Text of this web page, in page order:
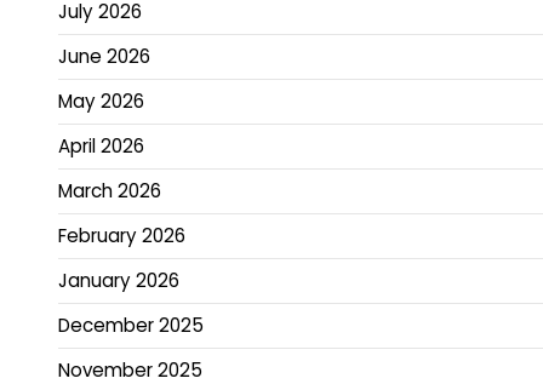
July 2026
June 2026
May 2026
April 2026
March 2026
February 2026
January 2026
December 2025
November 2025